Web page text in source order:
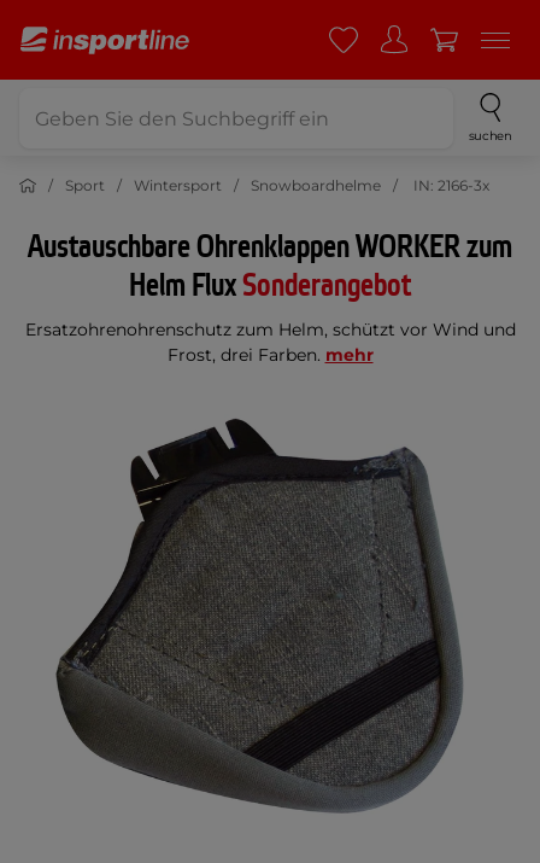
suchen
Sport Wintersport Snowboardhelme IN: 2166-3x
Austauschbare Ohrenklappen WORKER zum
Helm FluxSonderangebot
Ersatzohrenohrenschutz zum Helm, schützt vor Wind und
Frost, drei Farben. mehr